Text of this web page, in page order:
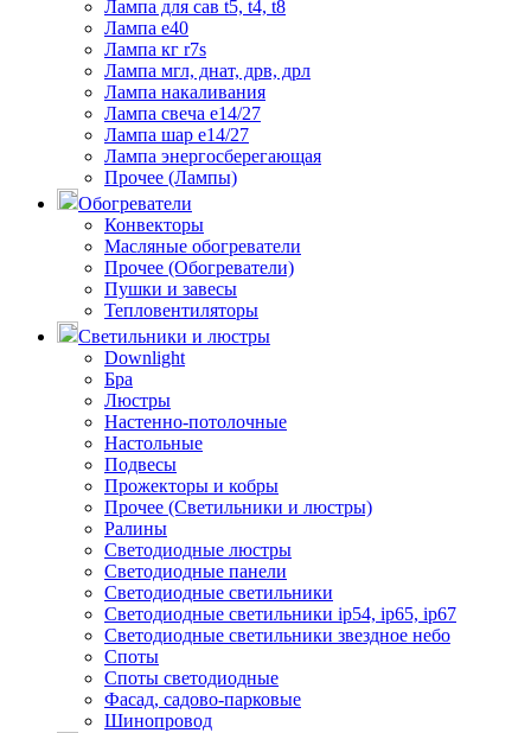
Лампа для сав t5, t4, t8
Лампа е40
Лампа кг r7s
Лампа мгл, днат, дрв, дрл
Лампа накаливания
Лампа свеча е14/27
Лампа шар е14/27
Лампа энергосберегающая
Прочее (Лампы)
Обогреватели
Конвекторы
Масляные обогреватели
Прочее (Обогреватели)
Пушки и завесы
Тепловентиляторы
Светильники и люстры
Downlight
Бра
Люстры
Настенно-потолочные
Настольные
Подвесы
Прожекторы и кобры
Прочее (Светильники и люстры)
Ралины
Светодиодные люстры
Светодиодные панели
Светодиодные светильники
Светодиодные светильники ip54, ip65, ip67
Светодиодные светильники звездное небо
Споты
Споты светодиодные
Фасад, садово-парковые
Шинопровод